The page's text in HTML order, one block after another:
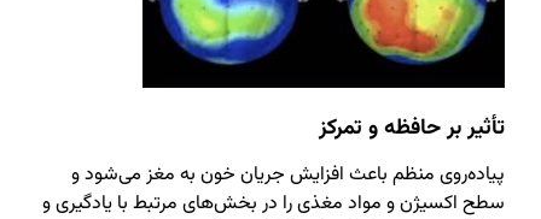
تأثیر بر حافظه و تمرکز
پیاده‌روی منظم باعث افزایش جریان خون به مغز می‌شود و
سطح اکسیژن و مواد مغذی را در بخش‌های مرتبط با یادگیری و